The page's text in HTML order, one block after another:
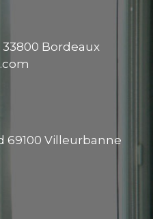
33800 Bordeaux
69100 Villeurbanne